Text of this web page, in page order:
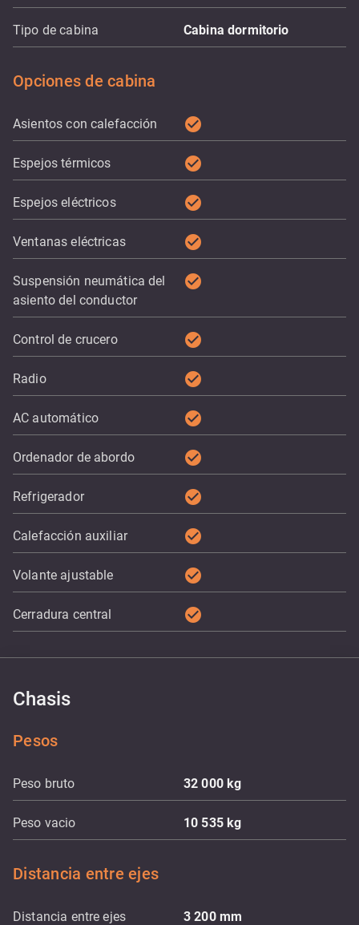
Tipo de cabina Cabina dormitorio
Opciones de cabina
Asientos con calefacción check_circle
Espejos térmicos check_circle
Espejos eléctricos check_circle
Ventanas eléctricas check_circle
Suspensión neumática del
asiento del conductor
check_circle
Control de crucero check_circle
Radio check_circle
AC automático check_circle
Ordenador de abordo check_circle
Refrigerador check_circle
Calefacción auxiliar check_circle
Volante ajustable check_circle
Cerradura central check_circle
Chasis
Pesos
Peso bruto 32 000kg
Peso vacio 10 535kg
Distancia entre ejes
Distancia entre ejes 3 200 mm